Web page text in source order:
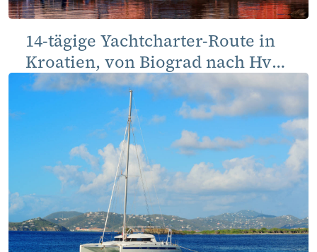
14-tägige Yachtcharter-Route in
Kroatien, von Biograd nach Hvar
und zurück, Rundtörn